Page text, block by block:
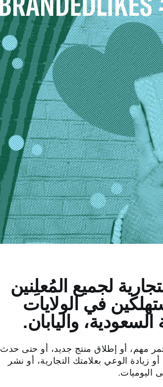
لجميع المُعلِنين
في الولايات
واليابان.
مهم، أو إطلاق منتج جديد، أو حتى حدث
الوعي بعلامتك التجارية، أو نشر
اليوميات.